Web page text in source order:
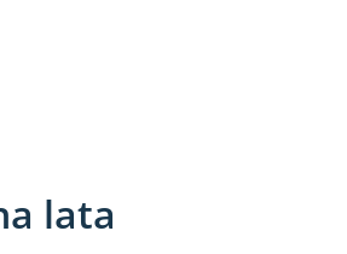
lata